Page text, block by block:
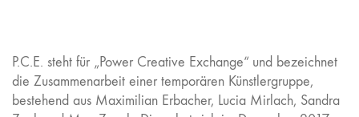
P.C.E. steht für „Power Creative Exchange“ und bezeichnet
die Zusammenarbeit einer temporären Künstlergruppe,
bestehend aus Maximilian Erbacher, Lucia Mirlach, Sandra